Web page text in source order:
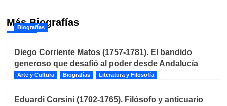
Más Biografías
Biografías
Diego Corriente Matos (1757-1781). El bandido
generoso que desafió al poder desde Andalucía
Arte y Cultura Biografías Literatura y Filosofía
Eduardi Corsini (1702-1765). Filósofo y anticuario